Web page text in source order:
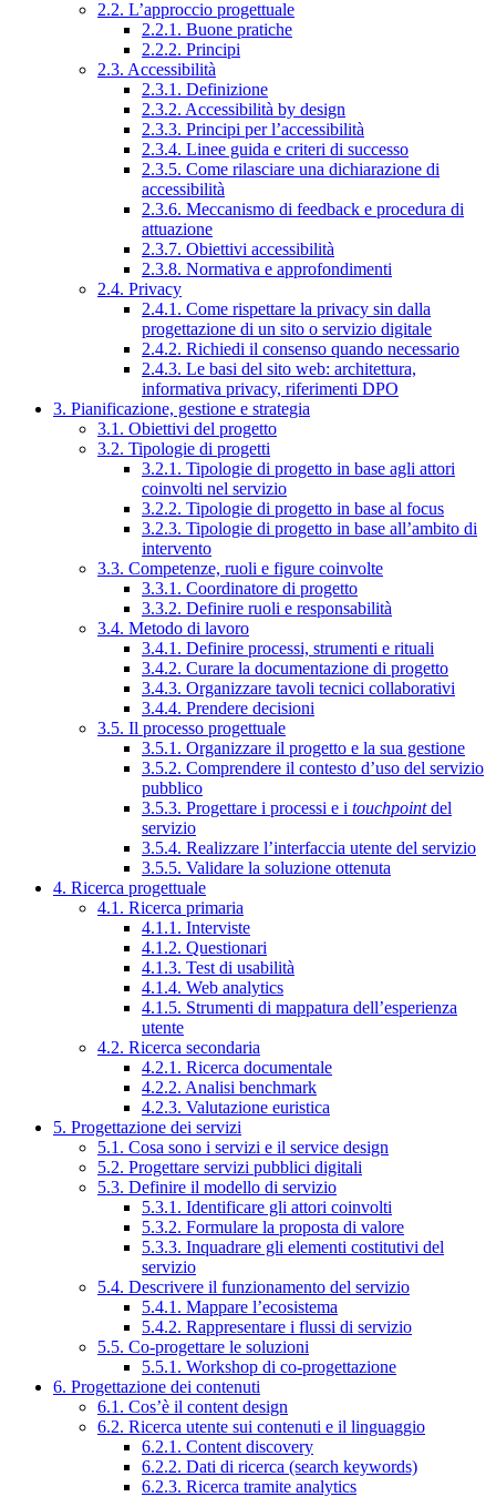
2.2. L’approccio progettuale
2.2.1. Buone pratiche
2.2.2. Principi
2.3. Accessibilità
2.3.1. Definizione
2.3.2. Accessibilità by design
2.3.3. Principi per l’accessibilità
2.3.4. Linee guida e criteri di successo
2.3.5. Come rilasciare una dichiarazione di
accessibilità
2.3.6. Meccanismo di feedback e procedura di
attuazione
2.3.7. Obiettivi accessibilità
2.3.8. Normativa e approfondimenti
2.4. Privacy
2.4.1. Come rispettare la privacy sin dalla
progettazione di un sito o servizio digitale
2.4.2. Richiedi il consenso quando necessario
2.4.3. Le basi del sito web: architettura,
informativa privacy, riferimenti DPO
3. Pianificazione, gestione e strategia
3.1. Obiettivi del progetto
3.2. Tipologie di progetti
3.2.1. Tipologie di progetto in base agli attori
coinvolti nel servizio
3.2.2. Tipologie di progetto in base al focus
3.2.3. Tipologie di progetto in base all’ambito di
intervento
3.3. Competenze, ruoli e figure coinvolte
3.3.1. Coordinatore di progetto
3.3.2. Definire ruoli e responsabilità
3.4. Metodo di lavoro
3.4.1. Definire processi, strumenti e rituali
3.4.2. Curare la documentazione di progetto
3.4.3. Organizzare tavoli tecnici collaborativi
3.4.4. Prendere decisioni
3.5. Il processo progettuale
3.5.1. Organizzare il progetto e la sua gestione
3.5.2. Comprendere il contesto d’uso del servizio
pubblico
3.5.3. Progettare i processi e i touchpointdel
servizio
3.5.4. Realizzare l’interfaccia utente del servizio
3.5.5. Validare la soluzione ottenuta
4. Ricerca progettuale
4.1. Ricerca primaria
4.1.1. Interviste
4.1.2. Questionari
4.1.3. Test di usabilità
4.1.4. Web analytics
4.1.5. Strumenti di mappatura dell’esperienza
utente
4.2. Ricerca secondaria
4.2.1. Ricerca documentale
4.2.2. Analisi benchmark
4.2.3. Valutazione euristica
5. Progettazione dei servizi
5.1. Cosa sono i servizi e il service design
5.2. Progettare servizi pubblici digitali
5.3. Definire il modello di servizio
5.3.1. Identificare gli attori coinvolti
5.3.2. Formulare la proposta di valore
5.3.3. Inquadrare gli elementi costitutivi del
servizio
5.4. Descrivere il funzionamento del servizio
5.4.1. Mappare l’ecosistema
5.4.2. Rappresentare i flussi di servizio
5.5. Co-progettare le soluzioni
5.5.1. Workshop di co-progettazione
6. Progettazione dei contenuti
6.1. Cos’è il content design
6.2. Ricerca utente sui contenuti e il linguaggio
6.2.1. Content discovery
6.2.2. Dati di ricerca (search keywords)
6.2.3. Ricerca tramite analytics